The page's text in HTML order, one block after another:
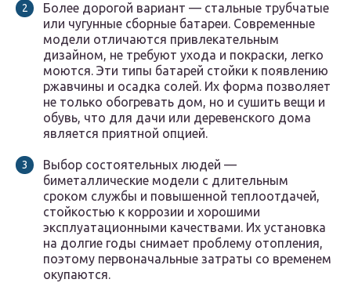
Более дорогой вариант — стальные трубчатые
или чугунные сборные батареи. Современные
модели отличаются привлекательным
дизайном, не требуют ухода и покраски, легко
моются. Эти типы батарей стойки к появлению
ржавчины и осадка солей. Их форма позволяет
не только обогревать дом, но и сушить вещи и
обувь, что для дачи или деревенского дома
является приятной опцией.
Выбор состоятельных людей —
биметаллические модели с длительным
сроком службы и повышенной теплоотдачей,
стойкостью к коррозии и хорошими
эксплуатационными качествами. Их установка
на долгие годы снимает проблему отопления,
поэтому первоначальные затраты со временем
окупаются.